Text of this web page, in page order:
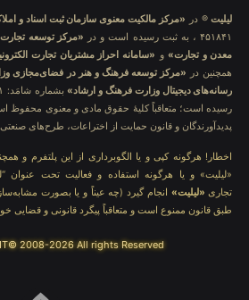
لیلیت® در «مرکز مالکیت معنوی سازمان ثبت اسناد و
۴۵۱۸۴۱ ، به ثبت رسیده است و در
«مرکز توسعه تجارت
معدن و تجارت»و «سامانه احراز مشتریان تجارت
همچنین در «مرکز توسعه فرهنگ و هنر در فضای‌مجازی
رسانه‌های دیجیتال وزارت فرهنگ و ارشاد»
رسیده است؛ متعاقباً کلیهٔ حقوق مادی و معنوی محفوظ
پدیدآورندگان و قانون حمایت از اختراعات، طرح‌های صنعتی
اخطار! هرگونه کپی و یا الگوبرداری از این پلتفرم و
«لیلیت» و یا هرگونه استفاده و فعالیت تحت عنوان
تجاری «لیلیت» انجام گیرد (چه عیناً و یا بصورت
طبق قانون ممنوع است و متعاقباً پیگرد قانونی و قضایی
2008-2026 All rights Reserved